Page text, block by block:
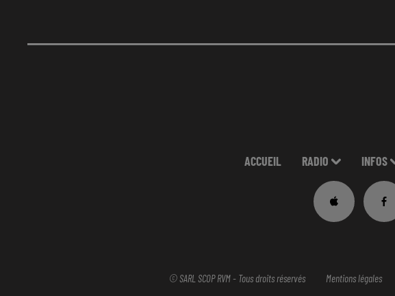
ACCUEIL RADIO INFOS
© SARL SCOP RVM - Tous droits réservés Mentions légales